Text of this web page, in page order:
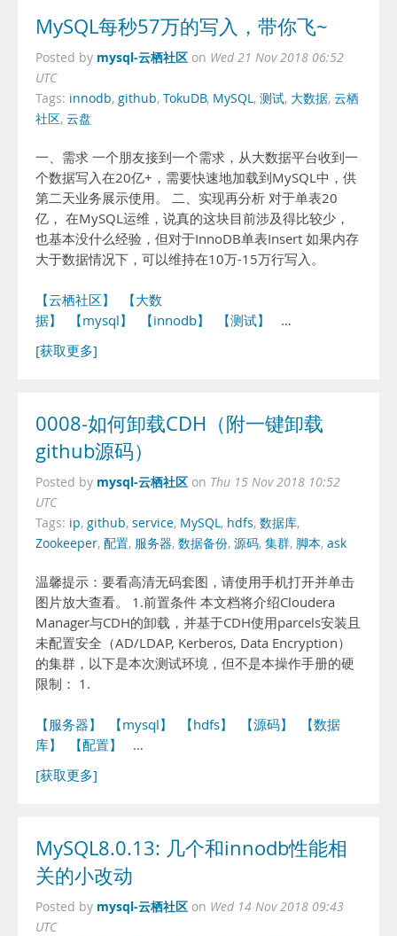
MySQL每秒57万的写入，带你飞~
Posted by mysql-云栖社区 on Wed 21 Nov 2018 06:52
UTC
Tags: innodb, github, TokuDB, MySQL, 测试, 大数据, 云栖
社区, 云盘
一、需求 一个朋友接到一个需求，从大数据平台收到一
个数据写入在20亿+，需要快速地加载到MySQL中，供
第二天业务展示使用。 二、实现再分析 对于单表20
亿， 在MySQL运维，说真的这块目前涉及得比较少，
也基本没什么经验，但对于InnoDB单表Insert 如果内存
大于数据情况下，可以维持在10万-15万行写入。
【云栖社区】
【大数
据】
【mysql】 【innodb】 【测试】
…
[获取更多]
0008-如何卸载CDH（附一键卸载
github源码）
Posted by mysql-云栖社区 on Thu 15 Nov 2018 10:52
UTC
Tags: ip, github, service, MySQL, hdfs, 数据库,
Zookeeper, 配置, 服务器, 数据备份, 源码, 集群, 脚本, ask
温馨提示：要看高清无码套图，请使用手机打开并单击
图片放大查看。 1.前置条件 本文档将介绍Cloudera
Manager与CDH的卸载，并基于CDH使用parcels安装且
未配置安全（AD/LDAP, Kerberos, Data Encryption）
的集群，以下是本次测试环境，但不是本操作手册的硬
限制： 1.
【服务器】 【mysql】 【hdfs】 【源码】
【数据
库】
【配置】
…
[获取更多]
MySQL8.0.13: 几个和innodb性能相
关的小改动
Posted by mysql-云栖社区 on Wed 14 Nov 2018 09:43
UTC